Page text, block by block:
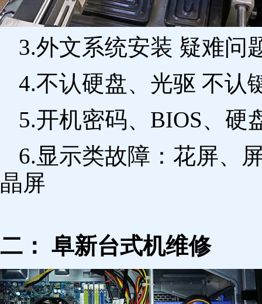
3.外文系统安装 疑难问
4.不认硬盘、光驱 不认
5.开机密码、BIOS、硬
6.显示类故障：花屏、
晶屏
二： 阜新台式机维修